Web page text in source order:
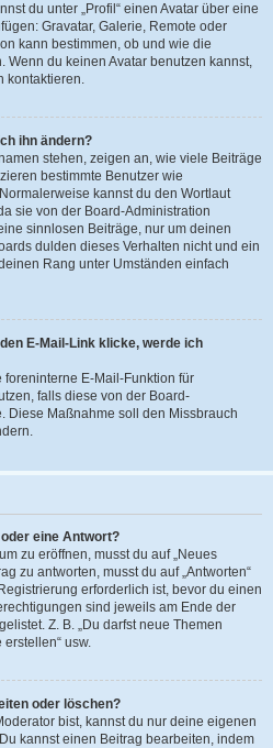
du unter „Profil“ einen Avatar über eine
Gravatar, Galerie, Remote oder
kann bestimmen, ob und wie die
Wenn du keinen Avatar benutzen kannst,
kontaktieren.
ihn ändern?
stehen, zeigen an, wie viele Beiträge
bestimmte Benutzer wie
kannst du den Wortlaut
sie von der Board-Administration
sinnlosen Beiträge, nur um deinen
dulden dieses Verhalten nicht und ein
Rang unter Umständen einfach
E-Mail-Link klicke, werde ich
foreninterne E-Mail-Funktion für
falls diese von der Board-
Diese Maßnahme soll den Missbrauch
eine Antwort?
zu eröffnen, musst du auf „Neues
zu antworten, musst du auf „Antworten“
erforderlich ist, bevor du einen
sind jeweils am Ende der
Z. B. „Du darfst neue Themen
erstellen“ usw.
oder löschen?
bist, kannst du nur deine eigenen
kannst einen Beitrag bearbeiten, indem